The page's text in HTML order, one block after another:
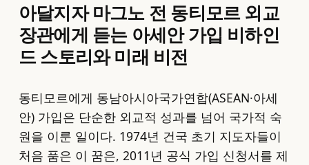
아달지자 마그노 전 동티모르 외교
장관에게 듣는 아세안 가입 비하인
드 스토리와 미래 비전
동티모르에게 동남아시아국가연합(ASEAN·아세
안) 가입은 단순한 외교적 성과를 넘어 국가적 숙
원을 이룬 일이다. 1974년 건국 초기 지도자들이
처음 품은 이 꿈은, 2011년 공식 가입 신청서를 제